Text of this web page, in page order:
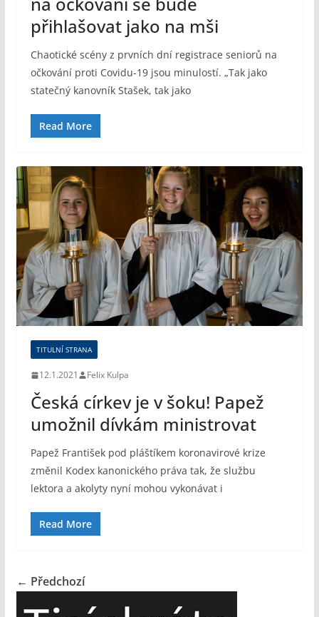
přihlašovat jako na mši
Chaotické scény z prvních dní registrace seniorů na
očkování proti Covidu-19 jsou minulostí. „Tak jako
statečný kanovník Stašek, tak jako
Read More
TITULNÍ STRANA
12.1.2021 Felix Kulpa
Česká církev je v šoku! Papež
umožnil dívkám ministrovat
Papež František pod pláštíkem koronavirové krize
změnil Kodex kanonického práva tak, že službu
lektora a akolyty nyní mohou vykonávat i
Read More
← Předchozí